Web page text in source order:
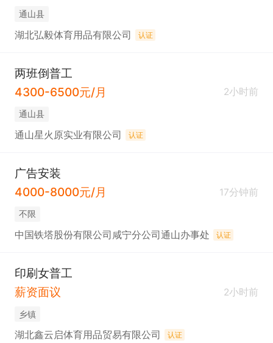
通山县
湖北弘毅体育用品有限公司 认证
两班倒普工
4300-6500元/月
2小时前
通山县
通山星火原实业有限公司 认证
广告安装
4000-8000元/月
17分钟前
不限
中国铁塔股份有限公司咸宁分公司通山办事处 认证
印刷女普工
薪资面议
2小时前
乡镇
湖北鑫云启体育用品贸易有限公司 认证